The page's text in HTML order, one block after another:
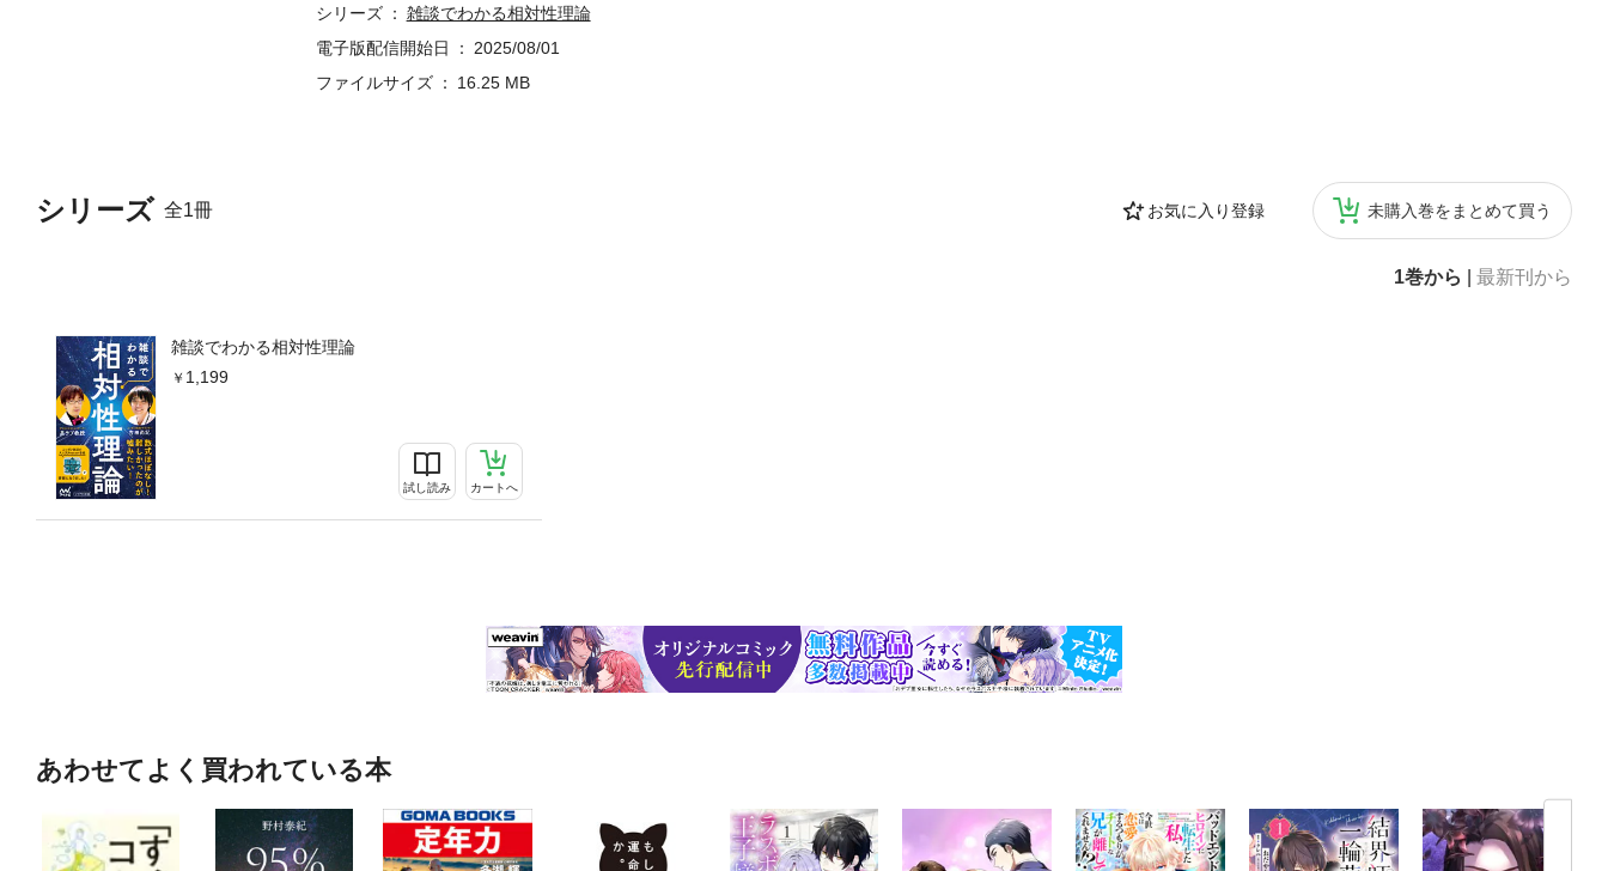
シリーズ 全1冊 お気に入り登録 未購入巻をまとめて買う
1巻から 最新刊から
雑談でわかる相対性理論
1,199
試し読み カートへ
週に9本のポッドキャストを更新する、ポッドキャストお化け。2025年4月から、東京大学大学院学際情報学府に通学
中。※この商品は固定レイアウト型の電子書籍です。※この商品はタブレットなど大きいディスプレイを備えた端末で
いの端末で無料サンプルをお試しいただいた上でのご購入をお願いいたします。
シリーズ
雑談でわかる相対性理論
電子版配信開始日
2025/08/01
ファイルサイズ
16.25 MB
あわせてよく買われている本